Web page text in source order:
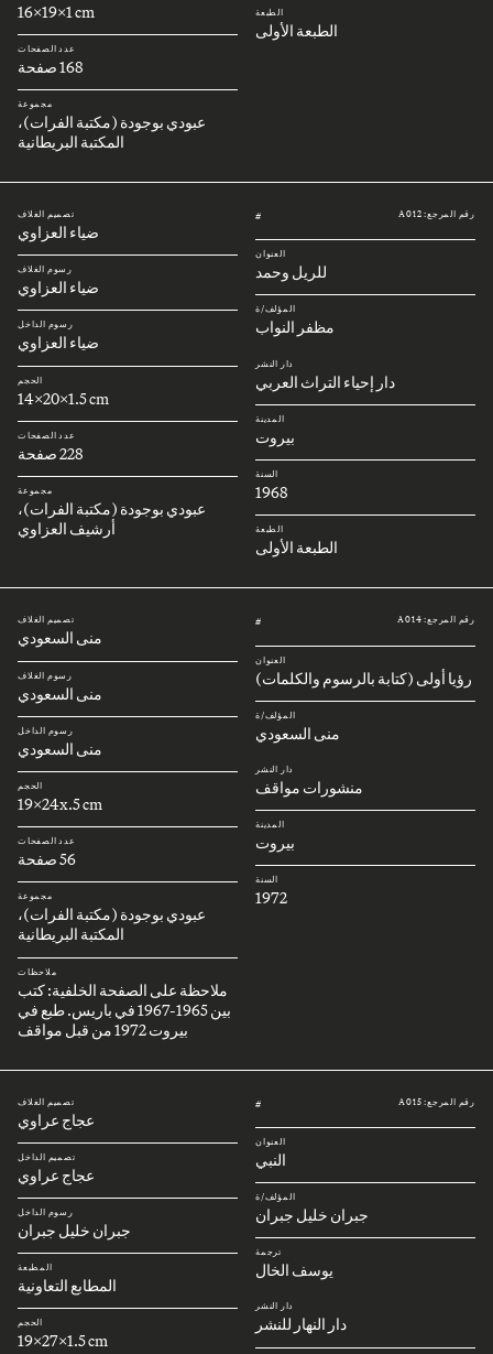
الطبعة
الطبعة الأولى
16x19x1 cm
عدد الصفحات
168 صفحة
مجموعة
عبودي بوجودة (مكتبة الفرات)،
المكتبة البريطانية
رقم المرجع: A012 #
العنوان
للريل وحمد
المؤلف/ة
مظفر النواب
دار النشر
دار إحياء التراث العربي
المدينة
بيروت
السنة
1968
الطبعة
الطبعة الأولى
تصميم الغلاف
ضياء العزاوي
رسوم الغلاف
ضياء العزاوي
رسوم الداخل
ضياء العزاوي
الحجم
14x20x1.5 cm
عدد الصفحات
228 صفحة
مجموعة
عبودي بوجودة (مكتبة الفرات)،
أرشيف العزاوي
رقم المرجع: A014 #
العنوان
رؤيا أولى (كتابة بالرسوم والكلمات)
المؤلف/ة
منى السعودي
دار النشر
منشورات مواقف
المدينة
بيروت
السنة
1972
تصميم الغلاف
منى السعودي
رسوم الغلاف
منى السعودي
رسوم الداخل
منى السعودي
الحجم
19x24x.5 cm
عدد الصفحات
56 صفحة
مجموعة
عبودي بوجودة (مكتبة الفرات)،
المكتبة البريطانية
ملاحظات
ملاحظة على الصفحة الخلفية: كتب
بين 1965-1967 في باريس. طبع في
بيروت 1972 من قبل مواقف
رقم المرجع: A015 #
العنوان
النبي
المؤلف/ة
جبران خليل جبران
ترجمة
يوسف الخال
دار النشر
دار النهار للنشر
تصميم الغلاف
عجاج عراوي
تصميم الداخل
عجاج عراوي
رسوم الداخل
جبران خليل جبران
المطبعة
المطابع التعاونية
الحجم
19x27x1.5 cm